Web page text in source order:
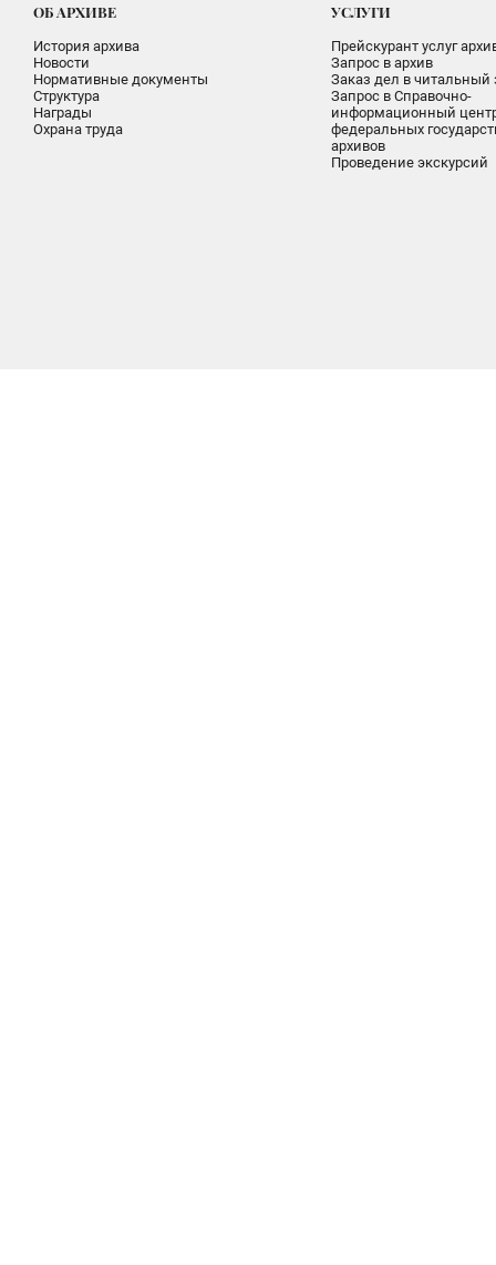
ОБ АРХИВЕ
История архива
Новости
Нормативные документы
Структура
Награды
Охрана труда
УСЛУГИ
Прейскурант услуг
Запрос в архив
Заказ дел в читальный
Запрос в Справочно-
информационный
федеральных
архивов
Проведение экскурсий